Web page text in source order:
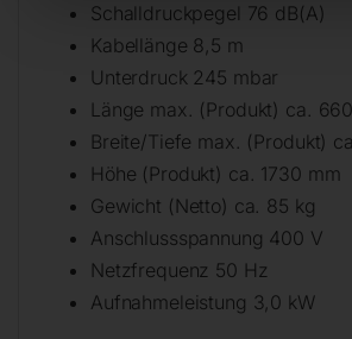
Schalldruckpegel 76 dB(A)
Kabellänge 8,5 m
Unterdruck 245 mbar
Länge max. (Produkt) ca.
Breite/Tiefe max. (Produkt)
Höhe (Produkt) ca. 1730 mm
Gewicht (Netto) ca. 85 kg
Anschlussspannung 400 V
Netzfrequenz 50 Hz
Aufnahmeleistung 3,0 kW